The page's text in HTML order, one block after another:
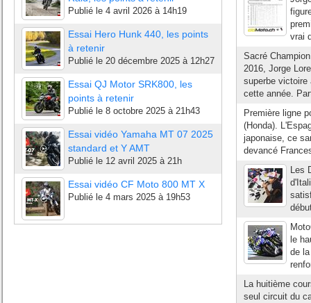
Publié le 4 avril 2026 à 14h19
Essai Hero Hunk 440, les points
à retenir
Publié le 20 décembre 2025 à 12h27
Essai QJ Motor SRK800, les
points à retenir
Publié le 8 octobre 2025 à 21h43
Essai vidéo Yamaha MT 07 2025
standard et Y AMT
Publié le 12 avril 2025 à 21h
Essai vidéo CF Moto 800 MT X
Publié le 4 mars 2025 à 19h53
vrai
Sacré
2016, Jorge
superbe victoire
cette année.
Première ligne
(Honda).
japonaise, ce
devancé
Les
le
de
La huitième
seul circuit du